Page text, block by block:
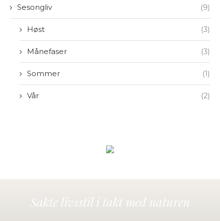
Sesongliv (9)
Høst (3)
Månefaser (3)
Sommer (1)
Vår (2)
Sakte livsstil i takt med naturen